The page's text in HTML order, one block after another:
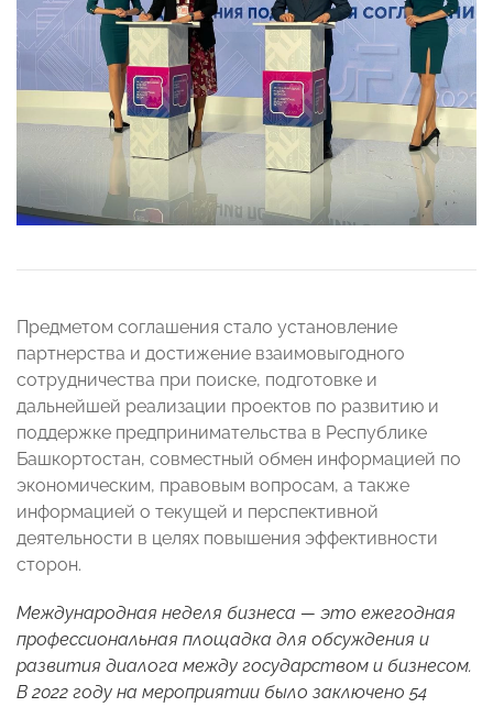
Предметом соглашения стало установление
партнерства и достижение взаимовыгодного
сотрудничества при поиске, подготовке и
дальнейшей реализации проектов по развитию и
поддержке предпринимательства в Республике
Башкортостан, совместный обмен информацией по
экономическим, правовым вопросам, а также
информацией о текущей и перспективной
деятельности в целях повышения эффективности
сторон.
Международная неделя бизнеса — это ежегодная
профессиональная площадка для обсуждения и
развития диалога между государством и бизнесом.
В 2022 году на мероприятии было заключено 54